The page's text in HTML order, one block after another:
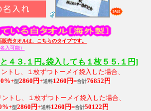
売タオルは、こちらのタイプです。
入可能）
４３.１円｡袋入しても１枚５５.１円]
トし、１枚ずつトーメイ袋入した場合、
型2860円+送料1260円=合計76852円
トし、１枚ずつトーメイ袋入した場合、
型2860円+送料1260円=合計50122円